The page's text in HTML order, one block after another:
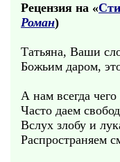
Рецензия на «
Роман)
Татьяна, Ваши
Божьим даром,
А нам всегда чего
Часто даем
Вслух злобу и
Распространяем